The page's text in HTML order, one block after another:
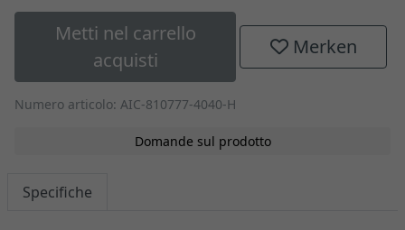
Metti nel carrello
acquisti
Merken
Numero articolo: AIC-810777-4040-H
Domande sul prodotto
Specifiche